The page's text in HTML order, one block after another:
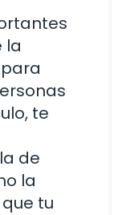
la
te
de
la
tu